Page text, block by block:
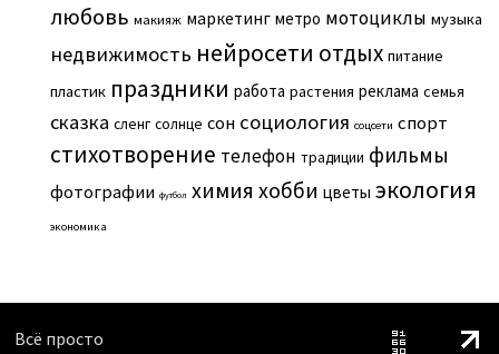
любовь макияж маркетинг метро мотоциклы музыка
недвижимость нейросети отдых питание
пластик праздники работа растения реклама семья
сказка сленг солнце сон социология соцсети спорт
стихотворение телефон традиции фильмы
фотографии футбол химия хобби цветы экология
экономика
Всё просто